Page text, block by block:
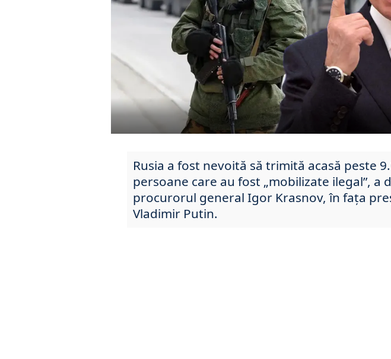
Rusia a fost nevoită să trimită acasă peste
persoane care au fost „mobilizate ilegal”, a
procurorul general Igor Krasnov, în fața
Vladimir Putin.